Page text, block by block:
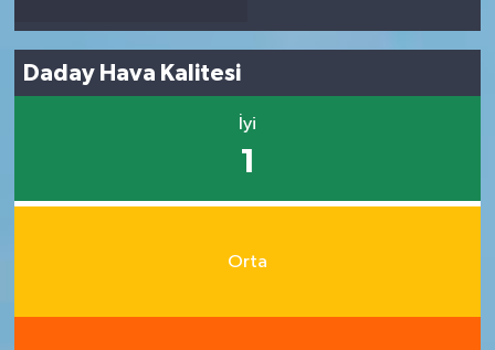
Daday Hava Kalitesi
İyi
1
Orta